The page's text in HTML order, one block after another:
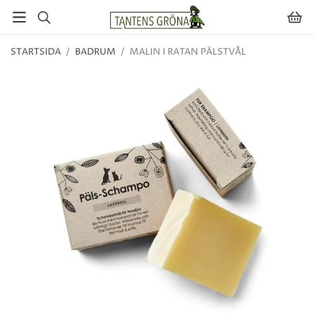
STARTSIDA / BADRUM / MALIN I RATAN PÄLSTVÅL